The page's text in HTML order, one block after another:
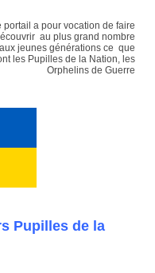
portail a pour vocation de faire
au plus grand nombre
jeunes générations ce que
les Pupilles de la Nation, les
Orphelins de Guerre
Pupilles de la